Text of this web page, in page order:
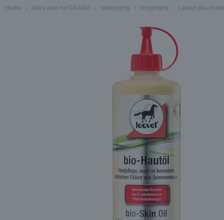
Home › Alles voor het PAARD › Verzorging › Drogisterij › Leovet Bio-